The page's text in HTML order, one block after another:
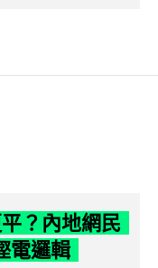
？內地網民
電邏輯